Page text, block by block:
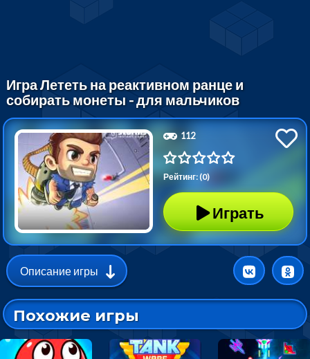
Игра Лететь на реактивном ранце и
собирать монеты - для мальчиков
112
Рейтинг: (0)
Играть
Описание игры
Похожие игры